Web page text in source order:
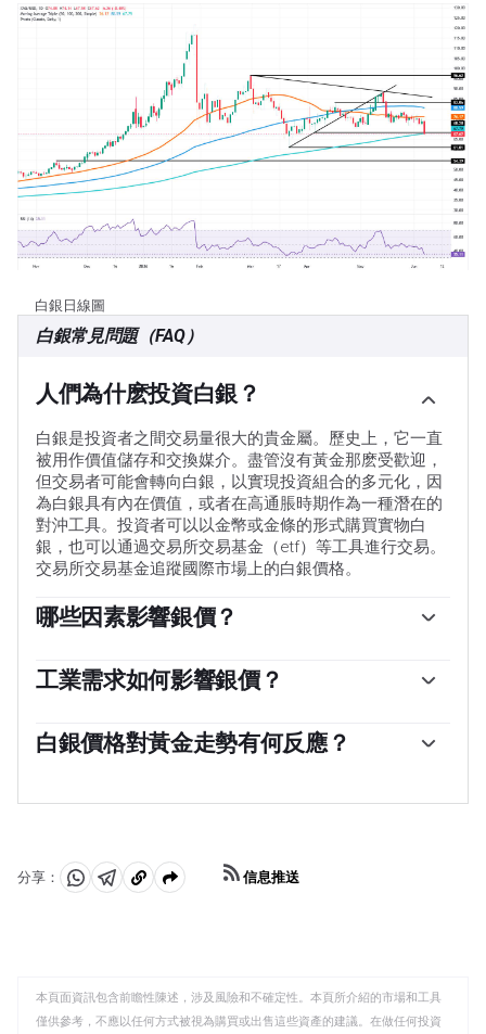
白銀日線圖
白銀常見問題（FAQ）
人們為什麽投資白銀？
白銀是投資者之間交易量很大的貴金屬。歷史上，它一直
被用作價值儲存和交換媒介。盡管沒有黃金那麽受歡迎，
但交易者可能會轉向白銀，以實現投資組合的多元化，因
為白銀具有內在價值，或者在高通脹時期作為一種潛在的
對沖工具。投資者可以以金幣或金條的形式購買實物白
銀，也可以通過交易所交易基金（etf）等工具進行交易。
交易所交易基金追蹤國際市場上的白銀價格。
哪些因素影響銀價？
濟深度衰退的擔憂，可能使白銀價格因其避險地位而上
漲，盡管其上漲幅度不及黃金。作為一種無收益資產，白
（USD）的表現，因為資產是以美元（XAG/USD）定價
的。美元走強往往會抑製銀價上漲，而美元走弱則可能會
金豐富得多）和回收率也會影響價格。
工業需求如何影響銀價？
為它是所有金屬中導電性最高的金屬之一，比銅和金還要
高。需求的激增可能會提高價格，而需求的下降往往會降
動：對於美國，尤其是中國，它們的大型工業部門在各種
白銀價格對黃金走勢有何反應？
也會隨之上漲，因為它們作為避險資產的地位是相似的。
者可能認為高比率是白銀被低估或黃金被高估的一個指
標。相反，較低的比率可能表明黃金相對於白銀被低估
分享：
分 分 複
信息推送
本頁面資訊包含前瞻性陳述，涉及風險和不確定性。本頁所介紹的市場和工具
僅供參考，不應以任何方式被視為購買或出售這些資產的建議。在做任何投資